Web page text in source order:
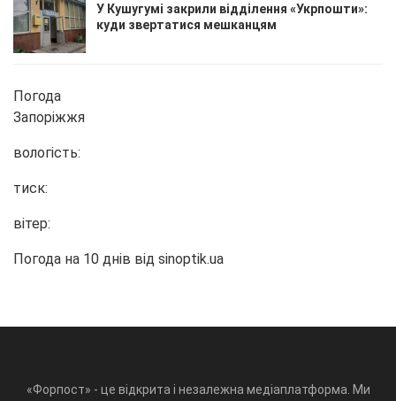
У Кушугумі закрили відділення «Укрпошти»:
куди звертатися мешканцям
Погода
Запоріжжя
вологість:
тиск:
вітер:
Погода на 10 днів від sinoptik.ua
«Форпост» - це відкрита і незалежна медіаплатформа. Ми